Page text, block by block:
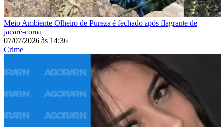
Meio Ambiente Olheiro de Pureza é fechado após flagrante de
jacaré-coroa
07/07/2026 às 14:36
Crime